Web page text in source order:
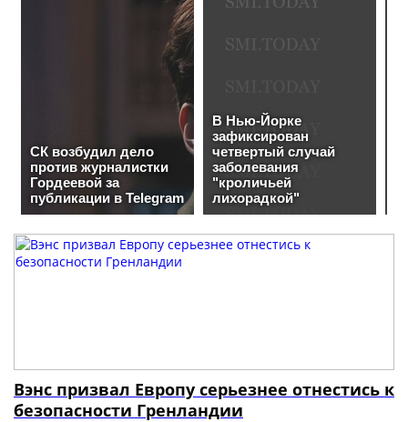
Вэнс призвал Европу серьезнее отнестись к
безопасности Гренландии